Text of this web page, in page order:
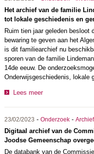
Het archief van de familie
tot lokale geschiedenis en
Ruim tien jaar geleden besloot
bewaring te geven aan het
is dit familiearchief nu
sporen van de familie
14de eeuw. De
Onderwijsgeschiedenis, lokale
Lees meer
23/02/2023 - Onderzoek-
Digitaal archief van de
Joodse Gemeenschap
De databank van de